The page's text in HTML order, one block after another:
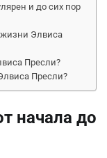
и до сих пор
Элвиса
Пресли?
Пресли?
начала до